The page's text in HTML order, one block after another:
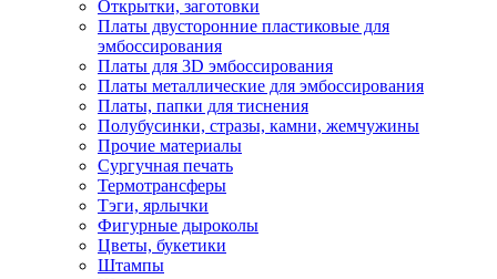
Открытки, заготовки
Платы двусторонние пластиковые для
эмбоссирования
Платы для 3D эмбоссирования
Платы металлические для эмбоссирования
Платы, папки для тиснения
Полубусинки, стразы, камни, жемчужины
Прочие материалы
Сургучная печать
Термотрансферы
Тэги, ярлычки
Фигурные дыроколы
Цветы, букетики
Штампы